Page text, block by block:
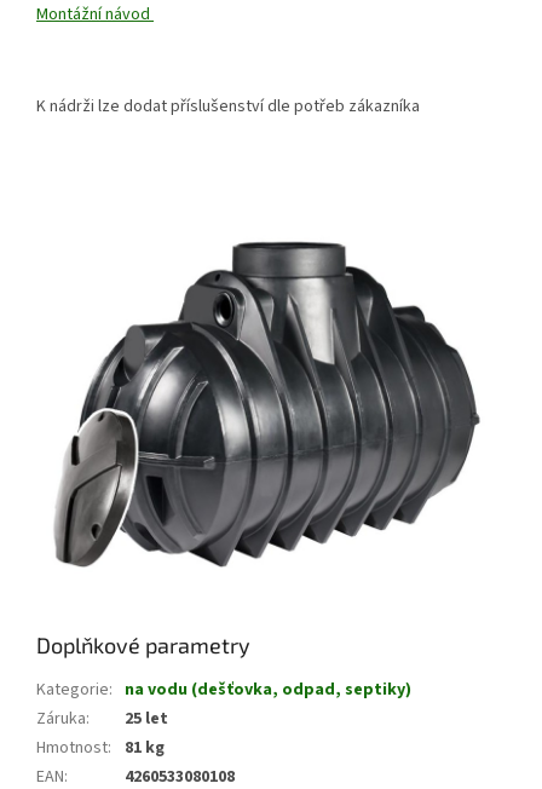
Montážní návod
K nádrži lze dodat příslušenství dle potřeb zákazníka
Doplňkové parametry
Kategorie: na vodu (dešťovka, odpad, septiky)
Záruka:
25 let
Hmotnost:
81 kg
EAN: 4260533080108